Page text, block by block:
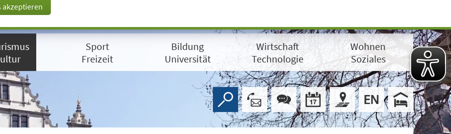
akzeptieren
Sport
Freizeit
Bildung
Universität
Wirtschaft
Technologie
Wohnen
Soziales